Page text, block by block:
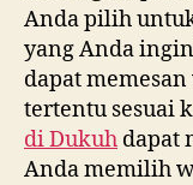
Anda pilih
yang Anda
dapat
tertentu sesuai
diDukuh dapat
Anda memilih